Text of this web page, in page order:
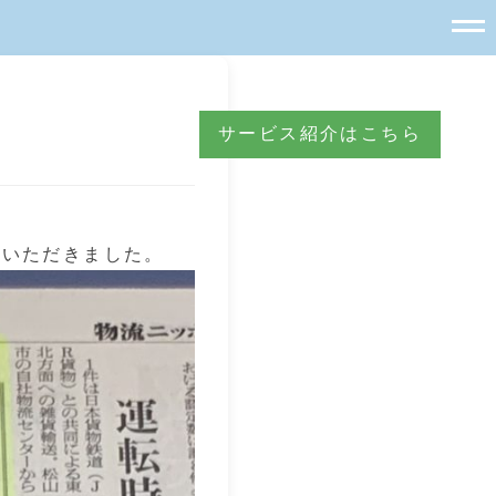
サービス紹介はこちら
ただきました。